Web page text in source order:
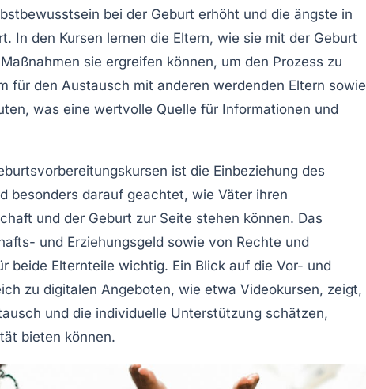
bei der Geburt erhöht und die ängste in
In den Kursen lernen die Eltern, wie sie mit der Geburt
sie ergreifen können, um den Prozess zu
für den Austausch mit anderen werdenden Eltern sowie
was eine wertvolle Quelle für Informationen und
ist die Einbeziehung des
besonders darauf geachtet, wie Väter ihren
und der Geburt zur Seite stehen können. Das
und Erziehungsgeld sowie von Rechte und
beide Elternteile wichtig. Ein Blick auf die Vor- und
zu digitalen Angeboten, wie etwa Videokursen, zeigt,
und die individuelle Unterstützung schätzen,
bieten können.